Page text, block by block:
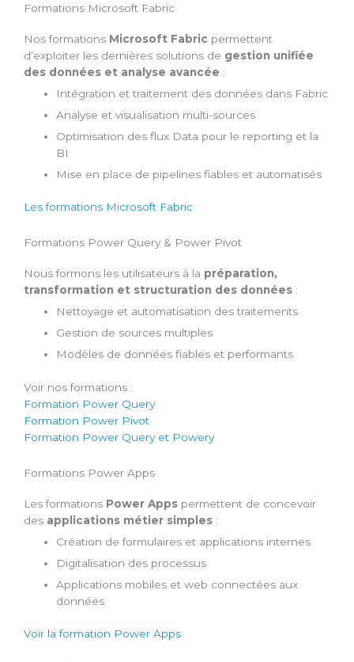
Formations Microsoft Fabric
Nos formations Microsoft Fabric permettent
d’exploiter les dernières solutions de gestion unifiée
des données et analyse avancée :
Intégration et traitement des données dans Fabric
Analyse et visualisation multi-sources
Optimisation des flux Data pour le reporting et la
BI
Mise en place de pipelines fiables et automatisés
Les formations Microsoft Fabric
Formations Power Query & Power Pivot
Nous formons les utilisateurs à la préparation,
transformation et structuration des données :
Nettoyage et automatisation des traitements
Gestion de sources multiples
Modèles de données fiables et performants
Voir nos formations :
Formation Power Query
Formation Power Pivot
Formation Power Query et Powery
Formations Power Apps
Les formations Power Apps permettent de concevoir
des applications métier simples :
Création de formulaires et applications internes
Digitalisation des processus
Applications mobiles et web connectées aux
données
Voir la formation Power Apps